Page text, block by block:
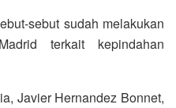
sebut sudah melakukan
terkait kepindahan
Javier Hernandez Bonnet,